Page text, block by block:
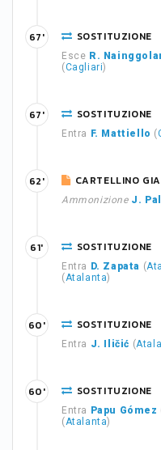
SOSTITUZIONE
Esce R.
(Cagliari)
67'
SOSTITUZIONE
Entra F. Mattiello (
67'
CARTELLINO
Ammonizione J.
62'
SOSTITUZIONE
Entra D. Zapata (
(Atalanta)
61'
SOSTITUZIONE
Entra J. Iličić (
60'
SOSTITUZIONE
Entra Papu Gómez
(Atalanta)
60'